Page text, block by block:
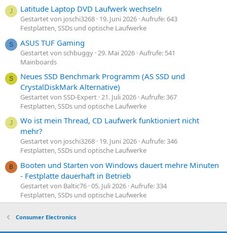
J Latitude Laptop DVD Laufwerk wechseln
Gestartet von joschi3268 19. Juni 2026 Aufrufe: 643
Festplatten, SSDs und optische Laufwerke
S ASUS TUF Gaming
Gestartet von schbuggy 29. Mai 2026 Aufrufe: 541
Mainboards
S
Neues SSD Benchmark Programm (AS SSD und
CrystalDiskMark Alternative)
Gestartet von SSD-Expert 21. Juli 2026 Aufrufe: 367
Festplatten, SSDs und optische Laufwerke
J
Wo ist mein Thread, CD Laufwerk funktioniert nicht
mehr?
Gestartet von joschi3268 19. Juni 2026 Aufrufe: 346
Festplatten, SSDs und optische Laufwerke
B
Booten und Starten von Windows dauert mehre Minuten
- Festplatte dauerhaft in Betrieb
Gestartet von Baltic76 05. Juli 2026 Aufrufe: 334
Festplatten, SSDs und optische Laufwerke
Consumer Electronics